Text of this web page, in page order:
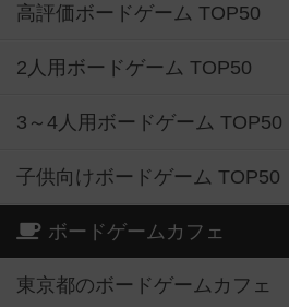
高評価ボードゲーム TOP50
2人用ボードゲーム TOP50
3～4人用ボードゲーム TOP50
子供向けボードゲーム TOP50
ボードゲームカフェ
東京都のボードゲームカフェ